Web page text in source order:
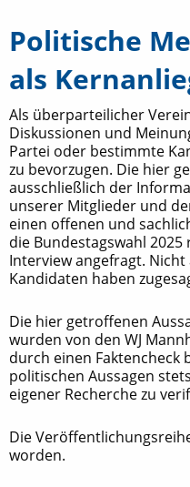
Politische
als
Als überparteilicher
Diskussionen und
Partei oder bestimmte
zu bevorzugen. Die hier
ausschließlich der
unserer Mitglieder und
einen offenen und
die Bundestagswahl
Interview angefragt.
Kandidaten haben
Die hier getroffenen
wurden von den WJ
durch einen Faktencheck
politischen Aussagen
eigener Recherche zu
Die
worden.